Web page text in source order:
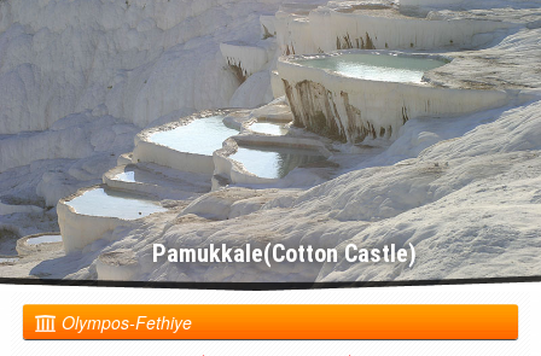
Pamukkale(Cotton Castle)
Olympos-Fethiye